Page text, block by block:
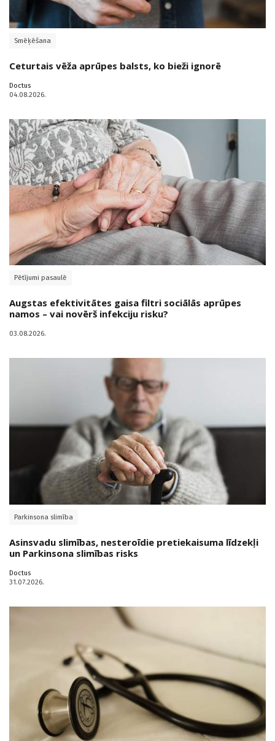
Smēķēšana
Ceturtais vēža aprūpes balsts, ko bieži ignorē
Doctus
04.08.2026.
Pētījumi pasaulē
Augstas efektivitātes gaisa filtri sociālās aprūpes
namos – vai novērš infekciju risku?
03.08.2026.
Parkinsona slimība
Asinsvadu slimības, nesteroīdie pretiekaisuma līdzekļi
un Parkinsona slimības risks
Doctus
31.07.2026.